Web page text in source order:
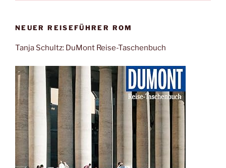
NEUER REISEFÜHRER ROM
Tanja Schultz: DuMont Reise-Taschenbuch